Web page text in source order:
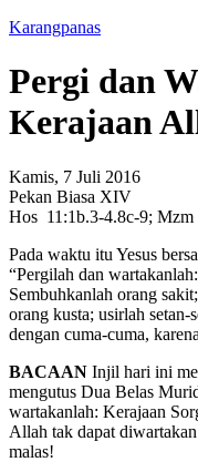
Karangpanas
Pergi dan
Kerajaan
Kamis, 7 Juli 2016
Pekan Biasa XIV
Hos 11:1b.3-4.8c-9;
Pada waktu itu Yesus
“Pergilah dan
Sembuhkanlah orang
orang kusta; usirlah
dengan cuma-cuma,
BACAAN Injil hari ini
mengutus Dua Belas
wartakanlah: Kerajaan
Allah tak dapat
malas!